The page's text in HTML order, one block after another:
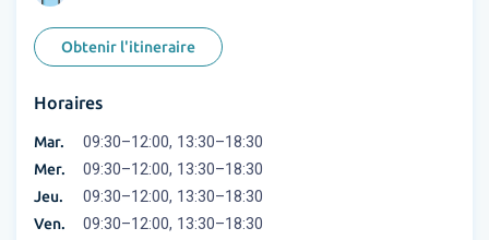
Obtenir l'itineraire
Horaires
Mar. 09:30–12:00, 13:30–18:30
Mer. 09:30–12:00, 13:30–18:30
Jeu. 09:30–12:00, 13:30–18:30
Ven. 09:30–12:00, 13:30–18:30